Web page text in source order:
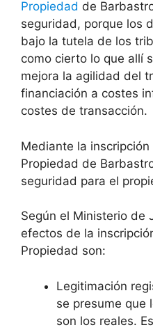
Propiedad de
seguridad, porque los
bajo la tutela de los
como cierto lo que allí
mejora la agilidad del
financiación a costes
costes de transacción.
Mediante la
Propiedad de
seguridad para el
Según el Ministerio de
efectos de la
Propiedad son:
Legitimación
se presume que
son los reales.